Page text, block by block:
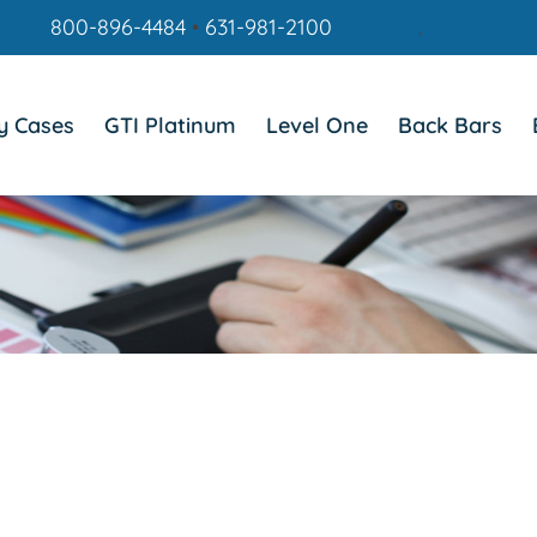
800-896-4484• 631-981-2100 .
Cases GTI Platinum Level One Back Bars